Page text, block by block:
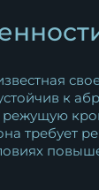
к
требует